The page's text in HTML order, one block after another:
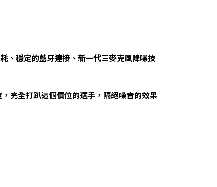
、穩定的藍牙連接、新一代三麥克風降噪技
，完全打趴這個價位的選手，隔絕噪音的效果